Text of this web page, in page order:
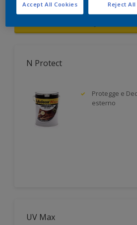
N Protect
Protegge e
esterno
UV Max
Reject All
Accept All Cookies